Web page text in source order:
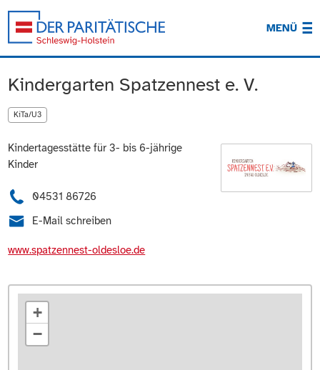
MENÜ
Kindergarten Spatzennest e. V.
KiTa/U3
Kindertagesstätte für 3- bis 6-jährige
Kinder
04531 86726
E-Mail schreiben
www.spatzennest-oldesloe.de
+
−